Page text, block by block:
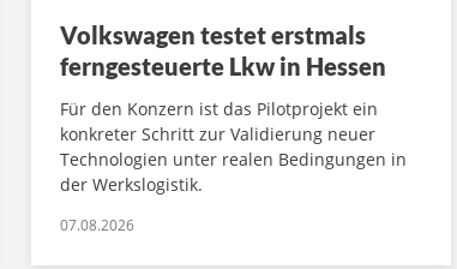
Volkswagen testet erstmals
ferngesteuerte Lkw in Hessen
Für den Konzern ist das Pilotprojekt ein
konkreter Schritt zur Validierung neuer
Technologien unter realen Bedingungen in
der Werkslogistik.
07.08.2026